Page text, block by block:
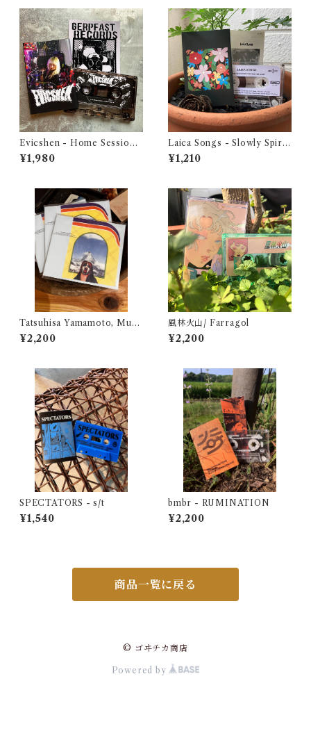
Evicshen - Home Session
Live
¥1,980
Laica Songs - Slowly Spiral
ing Towards the Light
¥1,210
Tatsuhisa Yamamoto, Mune
omi Senju – A Thousand M
ountains（CD）
¥2,200
風林火山/ Farragol
¥2,200
SPECTATORS - s/t
¥1,540
bmbr - RUMINATION
¥2,200
商品一覧に戻る
© ゴヰチカ商店
Powered by